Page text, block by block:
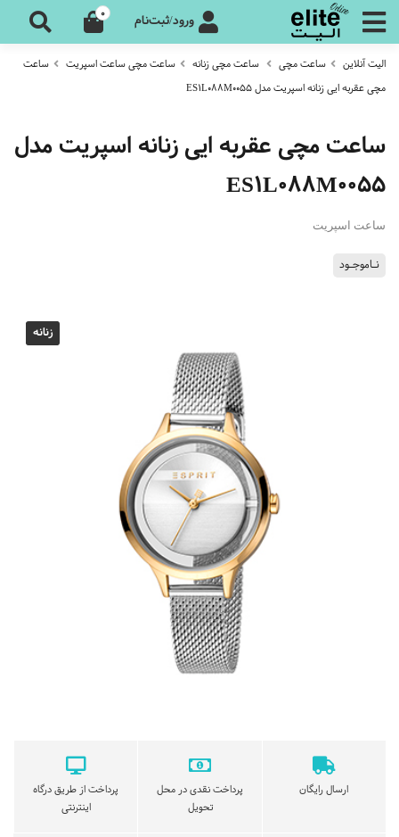
ورود/ثبت‌نام 0
الیت آنلاین ساعت مچی ساعت مچی زنانه ساعت مچی ساعت اسپریت
ساعت
مچی عقربه ایی زنانه اسپریت مدل ES1L088M0055
ساعت مچی عقربه ایی زنانه اسپریت مدل
ES1L088M0055
ساعت اسپریت
نـاموجـود
زنانه
ارسال رایگان
پرداخت نقدی در محل
تحویل
پرداخت از طریق درگاه
اینترنتی